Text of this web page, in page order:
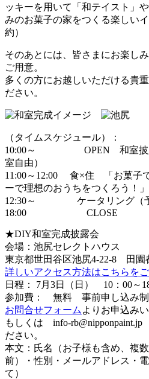
ッキーを用いて「和テイスト」
みのお菓子の家をつくる楽しい
約）
そのあとには、皆さまにお楽し
ご用意。
多くの方にお越しいただける貴
ださい。
（タイムスケジュール）：
10:00～ OPEN 和室披露
室自由）
11:00～12:00 食×住 「お菓子
ーで理想のおうちをつくろう！
12:30～ ケータリング（予
18:00 CLOSE
★DIY和室完成披露会
会場：池尻セレクトハウス
東京都世田谷区池尻4-22-8 田
詳しいアクセス方法はこちらを
日程： 7月3日（日） 10：00～
参加費： 無料 事前申し込み制
お問合せフォーム よりお申込み
もしくは info-
ださい。
本文：氏名（お子様も含め、複
前）・性別・メールアドレス・
て）